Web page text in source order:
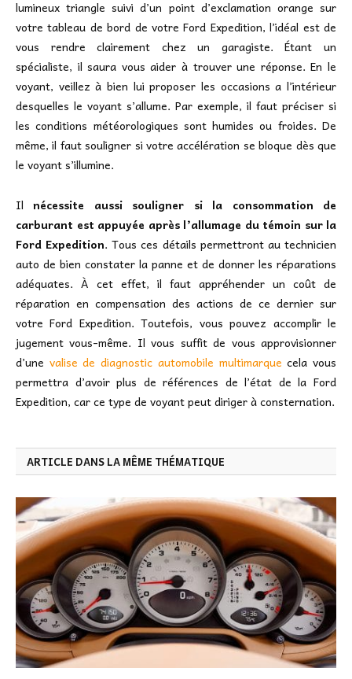
lumineux triangle suivi d’un point d’exclamation orange sur
votre tableau de bord de votre Ford Expedition, l’idéal est de
vous rendre clairement chez un garagiste. Étant un
spécialiste, il saura vous aider à trouver une réponse. En le
voyant, veillez à bien lui proposer les occasions a l’intérieur
desquelles le voyant s’allume. Par exemple, il faut préciser si
les conditions météorologiques sont humides ou froides. De
même, il faut souligner si votre accélération se bloque dès que
le voyant s’illumine.
Ilnécessite aussi souligner si la consommation de
carburant est appuyée après l’allumage du témoin sur la
Ford Expedition. Tous ces détails permettront au technicien
auto de bien constater la panne et de donner les réparations
adéquates. À cet effet, il faut appréhender un coût de
réparation en compensation des actions de ce dernier sur
votre Ford Expedition. Toutefois, vous pouvez accomplir le
jugement vous-même. Il vous suffit de vous approvisionner
d’une valise de diagnostic automobile multimarque cela vous
permettra d’avoir plus de références de l’état de la Ford
Expedition, car ce type de voyant peut diriger à consternation.
ARTICLE DANS LA MÊME THÉMATIQUE